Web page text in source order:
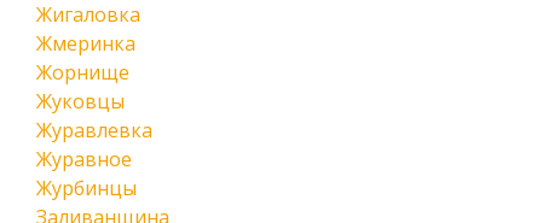
Жигаловка
Жмеринка
Жорнище
Жуковцы
Журавлевка
Журавное
Журбинцы
Заливанщина